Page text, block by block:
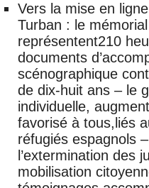
Vers la mise en
Turban : le
représentent210
documents
scénographique
de dix-huit ans – le
individuelle,
favorisé à tous,liés
réfugiés espagnols
l’extermination des
mobilisation